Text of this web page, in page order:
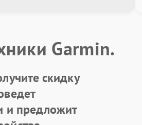
Garmin.
скидку
и предложит